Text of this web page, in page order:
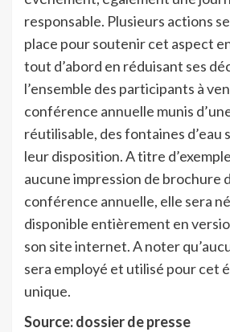
responsable. Plusieurs actions
place pour soutenir cet aspect
tout d’abord en réduisant ses
l’ensemble des participants à
conférence annuelle munis
réutilisable, des fontaines d’eau
leur disposition. A titre
aucune impression de brochure
conférence annuelle, elle sera
disponible entièrement en
son site internet. A noter
sera employé et utilisé pour cet
unique.
Source: dossier de presse